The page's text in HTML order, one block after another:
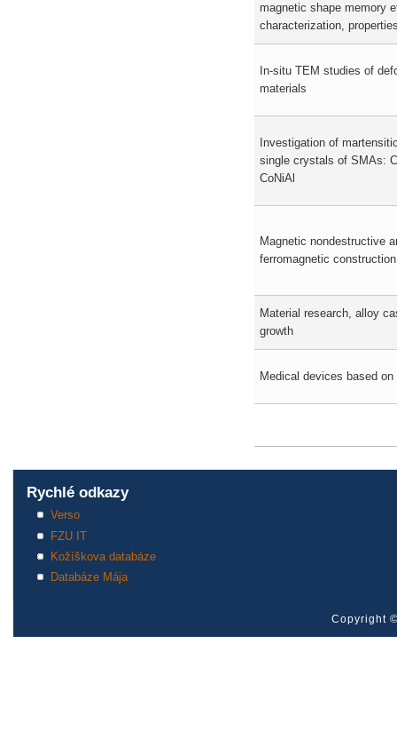
magnetic shape memory
characterization,
In-situ TEM studies of
materials
Investigation of
single crystals of SMAs:
CoNiAl
Magnetic nondestructive
ferromagnetic
Material research, alloy
growth
Medical devices based on
Rychlé odkazy
Verso
FZU IT
Kožíškova databáze
Databáze Mája
Copyright